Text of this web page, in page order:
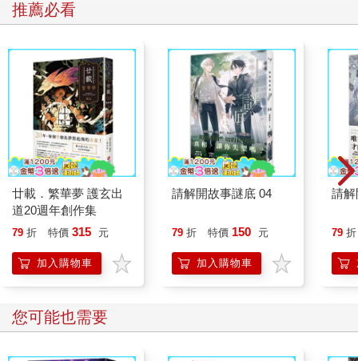
推薦必看
廿載．繁華夢 護玄出
道20週年創作集
79 折 特價 315 元
加入購物車
請解開故事謎底 04
79 折 特價 150 元
加入購物車
請解
79 折
您可能也需要